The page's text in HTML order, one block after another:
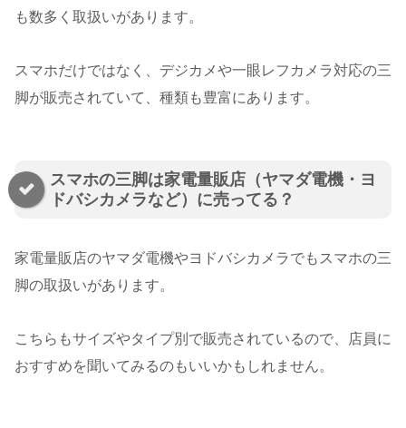
も数多く取扱いがあります。
スマホだけではなく、デジカメや一眼レフカメラ対応の三
脚が販売されていて、種類も豊富にあります。
スマホの三脚は家電量販店（ヤマダ電機・ヨ
ドバシカメラなど）に売ってる？
家電量販店のヤマダ電機やヨドバシカメラでもスマホの三
脚の取扱いがあります。
こちらもサイズやタイプ別で販売されているので、店員に
おすすめを聞いてみるのもいいかもしれません。